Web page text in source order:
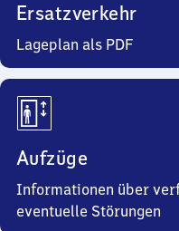
Ersatzverkehr
Lageplan als PDF
Aufzüge
Informationen über
eventuelle Störungen